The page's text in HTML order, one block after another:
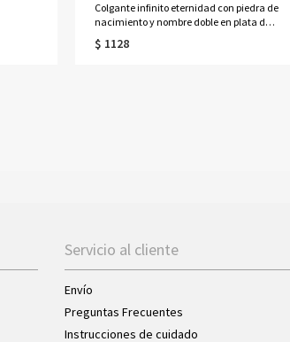
Colgante infinito eternidad con piedra de
nacimiento y nombre doble en plata de
ley
$ 1128
Servicio al cliente
Envío
Preguntas Frecuentes
Instrucciones de cuidado